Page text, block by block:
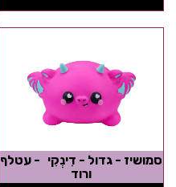
סמושיז - גדול - דִינְקִי - עטלף
ורוד